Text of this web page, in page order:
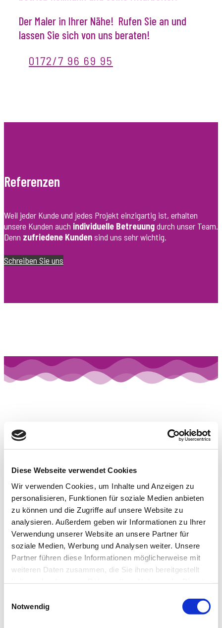
Diese Webseite verwendet Cookies
Wir verwenden Cookies, um Inhalte und Anzeigen zu
personalisieren, Funktionen für soziale Medien anbieten
zu können und die Zugriffe auf unsere Website zu
analysieren. Außerdem geben wir Informationen zu Ihrer
Verwendung unserer Website an unsere Partner für
soziale Medien, Werbung und Analysen weiter. Unsere
Partner führen diese Informationen möglicherweise mit
weiteren Daten zusammen, die Sie ihnen bereitgestellt
Notwendig
Der Maler in Ihrer Nähe! Rufen Sie an und
0172/7 96 69 95
Referenzen
Weil jeder Kunde und jedes Projekt einzigartig ist, erhalten
unsere Kunden auch
Dennzufriedene Kunden
Tapezieren
Ob Raufaser, Glasgewebe, Foto- oder Vliestapeten –
Materialen bietet eine wunderbare Palette für eine